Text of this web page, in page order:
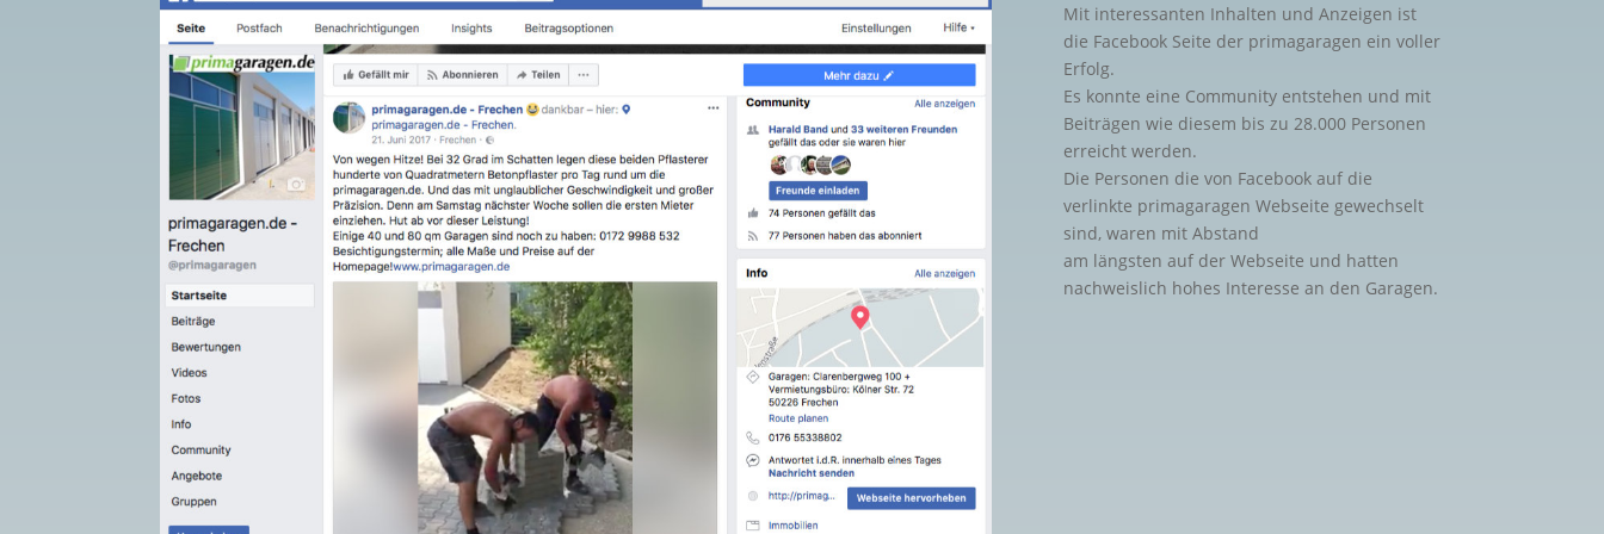
Mit interessanten Inhalten und Anzeigen ist
die Facebook Seite der primagaragen ein voller
Erfolg.
Es konnte eine Community entstehen und mit
Beiträgen wie diesem bis zu 28.000 Personen
erreicht werden.
Die Personen die von Facebook auf die
verlinkte primagaragen Webseite gewechselt
sind, waren mit Abstand
am längsten auf der Webseite und hatten
nachweislich hohes Interesse an den Garagen.